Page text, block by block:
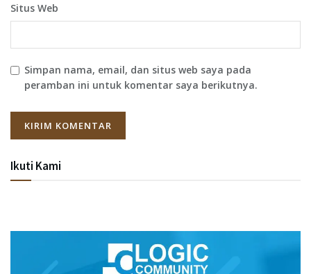
Situs Web
Simpan nama, email, dan situs web saya pada
peramban ini untuk komentar saya berikutnya.
Ikuti Kami